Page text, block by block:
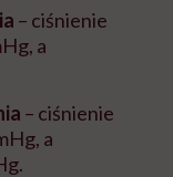
– ciśnienie
a
– ciśnienie
a